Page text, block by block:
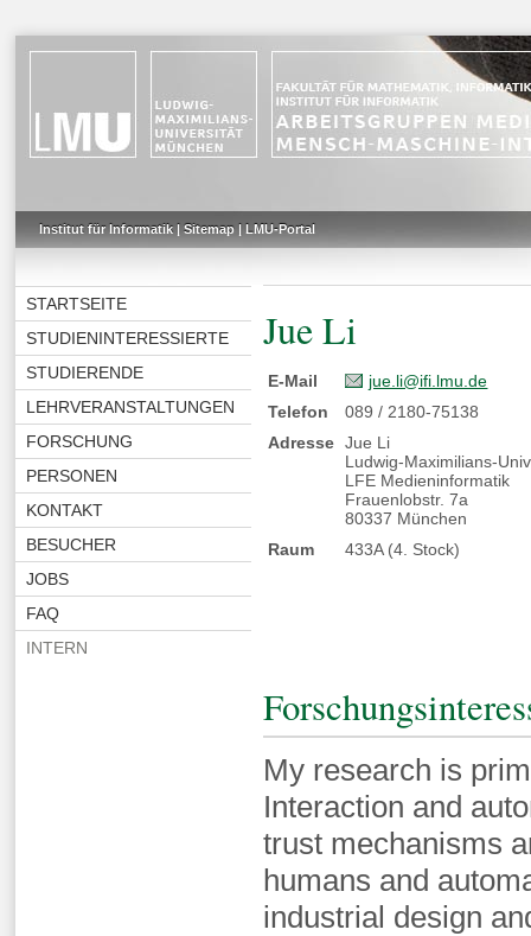
Institut für Informatik| Sitemap| LMU-Portal
STARTSEITE
STUDIENINTERESSIERTE
STUDIERENDE
LEHRVERANSTALTUNGEN
FORSCHUNG
PERSONEN
KONTAKT
BESUCHER
JOBS
FAQ
INTERN
Jue Li
E-Mail
jue.li@ifi.lmu.de
Telefon
089 / 2180-75138
Adresse Jue Li
Ludwig-Maximilians-
LFE Medieninformatik
Frauenlobstr. 7a
80337 München
Raum
433A (4. Stock)
My research is
Interaction and
trust mechanisms
humans and
industrial design